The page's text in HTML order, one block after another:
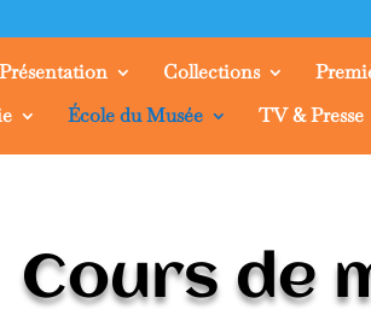
Présentation Collections
École du Musée TV & Presse
Cours de